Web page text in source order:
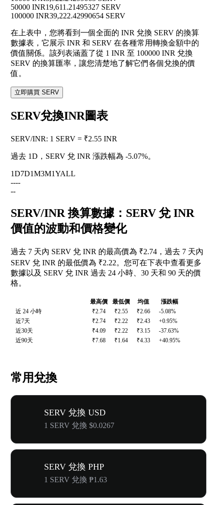
50000 INR19,611.21495327 SERV
100000 INR39,222.42990654 SERV
在上表中，您將看到一個全面的 INR 兌換 SERV 的換算
數據表，它展示 INR 和 SERV 在各種常用轉換金額中的
價值關係。該列表涵蓋了從 1 INR 至 100000 INR 兌換
SERV 的換算匯率，讓您清楚地了解它們各個兌換的價
值。
立即購買 SERV
SERV兌換INR圖表
SERV/INR: 1 SERV = ₹2.55 INR
過去 1D，SERV 兌 INR 漲跌幅為 -5.07%。
1D7D1M3M1YALL
----
--
SERV/INR 換算數據：SERV 兌 INR
價值的波動和價格變化
過去 7 天內 SERV 兌 INR 的最高價為 ₹2.74，過去 7 天內
SERV 兌 INR 的最低價為 ₹2.22。您可在下表中查看更多
數據以及 SERV 兌 INR 過去 24 小時、30 天和 90 天的價
格。
最高價 最低價 均值
漲跌幅
近 24 小時
₹2.74 ₹2.55 ₹2.66
-5.08%
近7天
₹2.74 ₹2.22 ₹2.43
+0.95%
近30天
₹4.09 ₹2.22 ₹3.15
-37.63%
近90天
₹7.68 ₹1.64 ₹4.33 +40.95%
常用兌換
SERV 兌換 USD
1 SERV 兌換 $0.0267
SERV 兌換 PHP
1 SERV 兌換 ₱1.63